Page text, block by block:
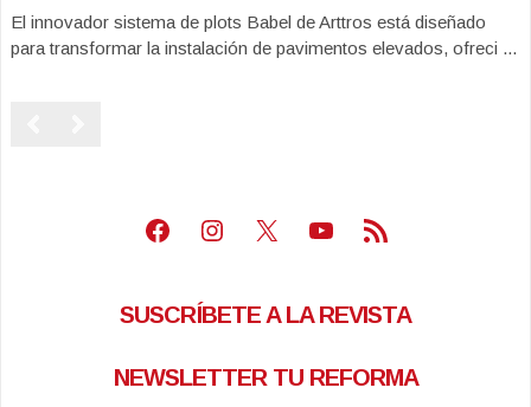
El innovador sistema de plots Babel de Arttros está diseñado
para transformar la instalación de pavimentos elevados, ofreci ...
Facebook
Instagram
X Youtube
Feed RSS
SUSCRÍBETE A LA REVISTA
NEWSLETTER TU REFORMA